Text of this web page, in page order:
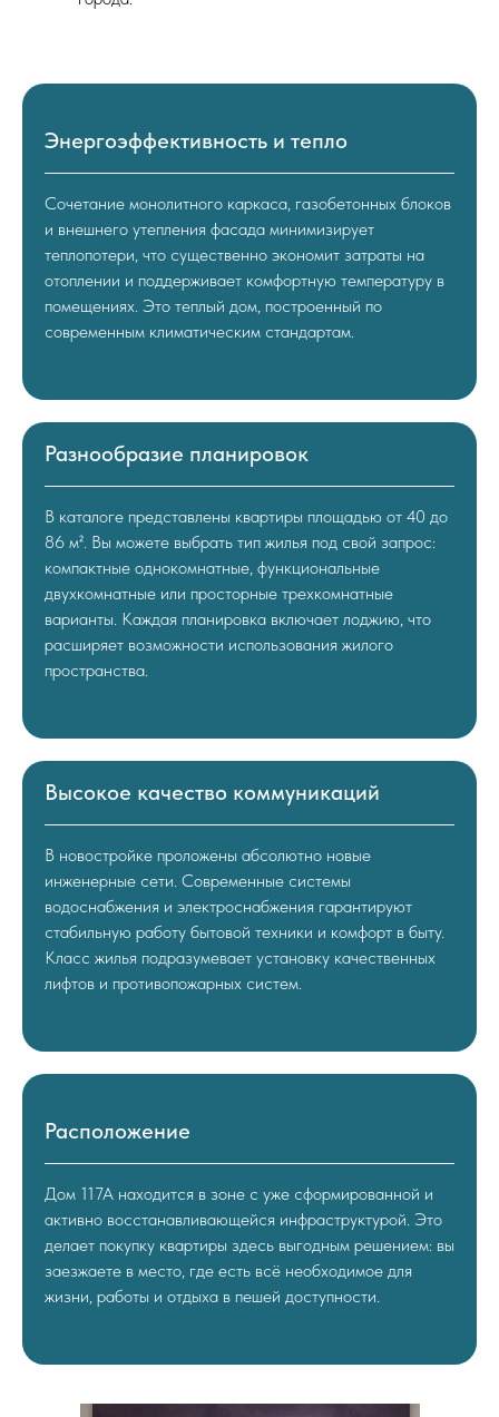
Энергоэффективность и тепло
Сочетание монолитного каркаса, газобетонных блоков
и внешнего утепления фасада минимизирует
теплопотери, что существенно экономит затраты на
отоплении и поддерживает комфортную температуру в
помещениях. Это теплый дом, построенный по
современным климатическим стандартам.
Разнообразие планировок
В каталоге представлены квартиры площадью от 40 до
86 м². Вы можете выбрать тип жилья под свой запрос:
компактные однокомнатные, функциональные
двухкомнатные или просторные трехкомнатные
варианты. Каждая планировка включает лоджию, что
расширяет возможности использования жилого
пространства.
Высокое качество коммуникаций
В новостройке проложены абсолютно новые
инженерные сети. Современные системы
водоснабжения и электроснабжения гарантируют
стабильную работу бытовой техники и комфорт в быту.
Класс жилья подразумевает установку качественных
лифтов и противопожарных систем.
Расположение
Дом 117А находится в зоне с уже сформированной и
активно восстанавливающейся инфраструктурой. Это
делает покупку квартиры здесь выгодным решением: вы
заезжаете в место, где есть всё необходимое для
жизни, работы и отдыха в пешей доступности.